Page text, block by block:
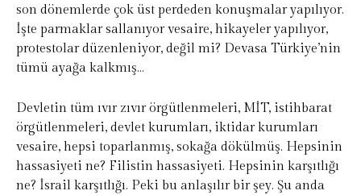
son dönemlerde çok üst perdeden konuşmalar yapılıyor.
İşte parmaklar sallanıyor vesaire, hikayeler yapılıyor,
protestolar düzenleniyor, değil mi? Devasa Türkiye’nin
tümü ayağa kalkmış…
Devletin tüm ıvır zıvır örgütlenmeleri, MİT, istihbarat
örgütlenmeleri, devlet kurumları, iktidar kurumları
vesaire, hepsi toparlanmış, sokağa dökülmüş. Hepsinin
hassasiyeti ne? Filistin hassasiyeti. Hepsinin karşıtlığı
ne? İsrail karşıtlığı. Peki bu anlaşılır bir şey. Şu anda